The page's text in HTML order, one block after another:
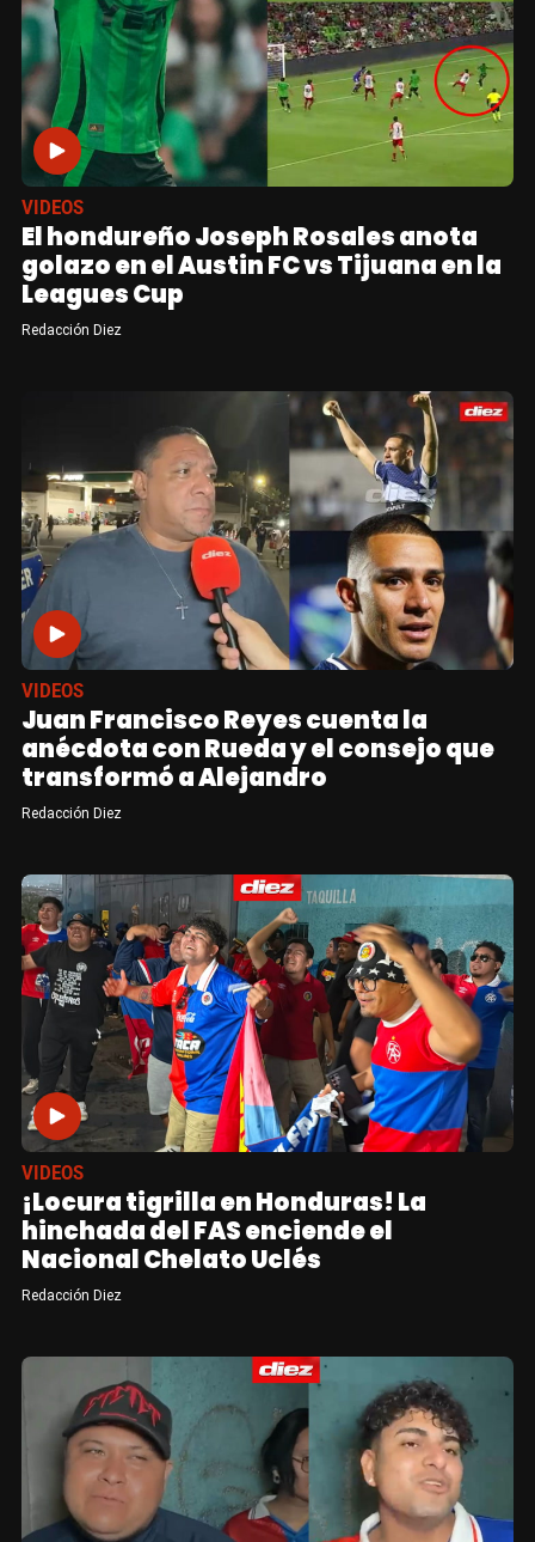
VIDEOS
El hondureño Joseph Rosales anota
golazo en el Austin FC vs Tijuana en la
Leagues Cup
Redacción Diez
VIDEOS
Juan Francisco Reyes cuenta la
anécdota con Rueda y el consejo que
transformó a Alejandro
Redacción Diez
VIDEOS
¡Locura tigrilla en Honduras! La
hinchada del FAS enciende el
Nacional Chelato Uclés
Redacción Diez